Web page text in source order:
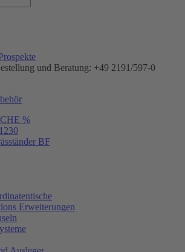
und Beratung: +49 2191/597-0
%
BF
Erweiterungen